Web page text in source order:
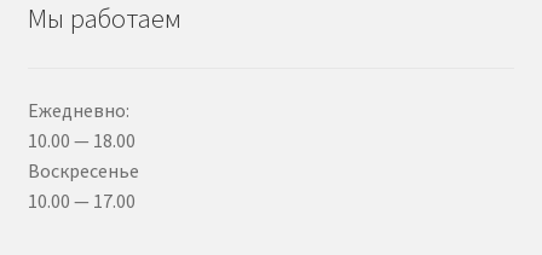
Мы работаем
Ежедневно:
10.00 — 18.00
Воскресенье
10.00 — 17.00